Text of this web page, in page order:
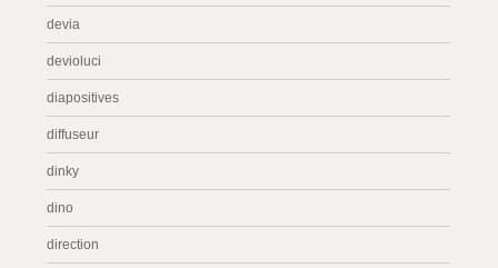
devia
devioluci
diapositives
diffuseur
dinky
dino
direction